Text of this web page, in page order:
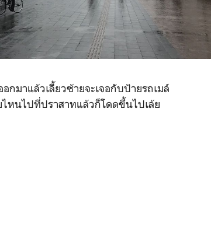
กมาแล้วเลี้ยวซ้ายจะเจอกับป้ายรถเมล์
ไหนไปที่ปราสาทแล้วก็โดดขึ้นไปเล้ย